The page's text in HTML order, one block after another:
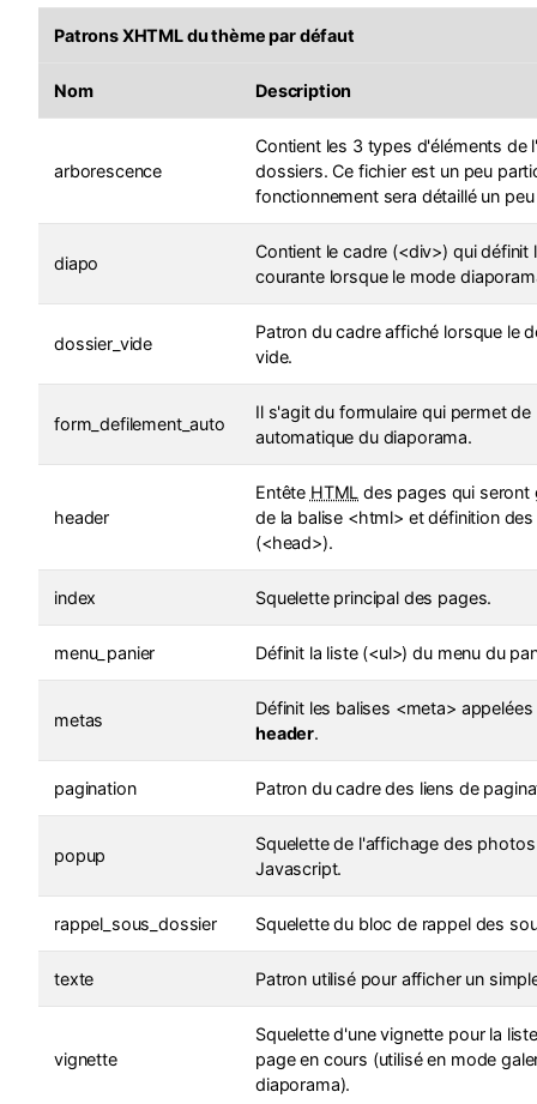
Patrons XHTML du thème par défaut
Nom Description
arborescence
Contient les 3 types d'éléments de
dossiers. Ce fichier est un peu
fonctionnement sera détaillé un
diapo
Contient le cadre (<div>) qui définit
courante lorsque le mode
dossier_vide
Patron du cadre affiché lorsque le
vide.
form_defilement_auto
Il s'agit du formulaire qui permet de
automatique du diaporama.
header
Entête HTML des pages qui seront
de la balise <html> et définition
(<head>).
index Squelette principal des pages.
menu_panier Définit la liste (<ul>) du menu du
metas
Définit les balises <meta>
header.
pagination Patron du cadre des liens de
popup
Squelette de l'affichage des
Javascript.
rappel_sous_dossier Squelette du bloc de rappel des
texte Patron utilisé pour afficher un
vignette
Squelette d'une vignette pour la
page en cours (utilisé en mode
diaporama).